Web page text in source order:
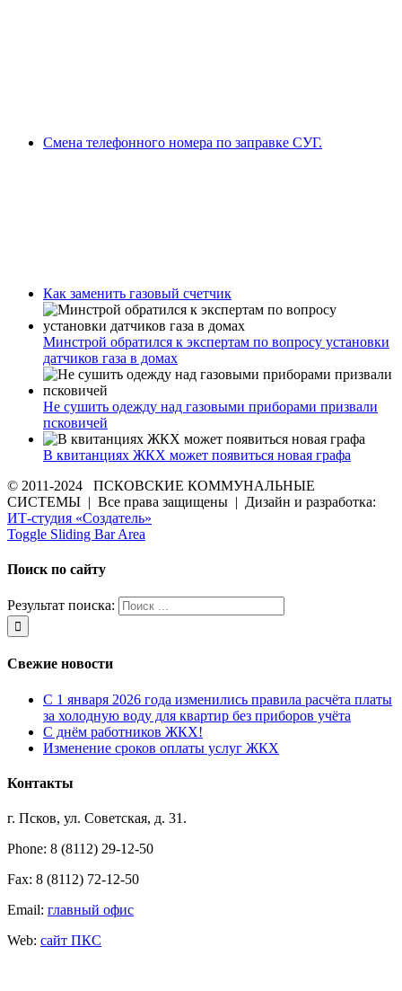
Смена телефонного номера по заправке СУГ.
Как заменить газовый счетчик
Минстрой обратился к экспертам по вопросу установки
датчиков газа в домах
Не сушить одежду над газовыми приборами призвали
псковичей
В квитанциях ЖКХ может появиться новая графа
© 2011-2024 ПСКОВСКИЕ КОММУНАЛЬНЫЕ
СИСТЕМЫ | Все права защищены | Дизайн и разработка:
ИТ-студия «Создатель»
Toggle Sliding Bar Area
Поиск по сайту
Результат поиска:
Свежие новости
С 1 января 2026 года изменились правила расчёта платы
за холодную воду для квартир без приборов учёта
С днём работников ЖКХ!
Изменение сроков оплаты услуг ЖКХ
Контакты
г. Псков, ул. Советская, д. 31.
Phone: 8 (8112) 29-12-50
Fax: 8 (8112) 72-12-50
Email: главный офис
Web: сайт ПКС